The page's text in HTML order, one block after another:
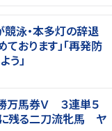
泳・本多灯の辞退
おります」「再発防
う」
万馬券Ｖ ３連単５
残る二刀流牝馬 ヤ